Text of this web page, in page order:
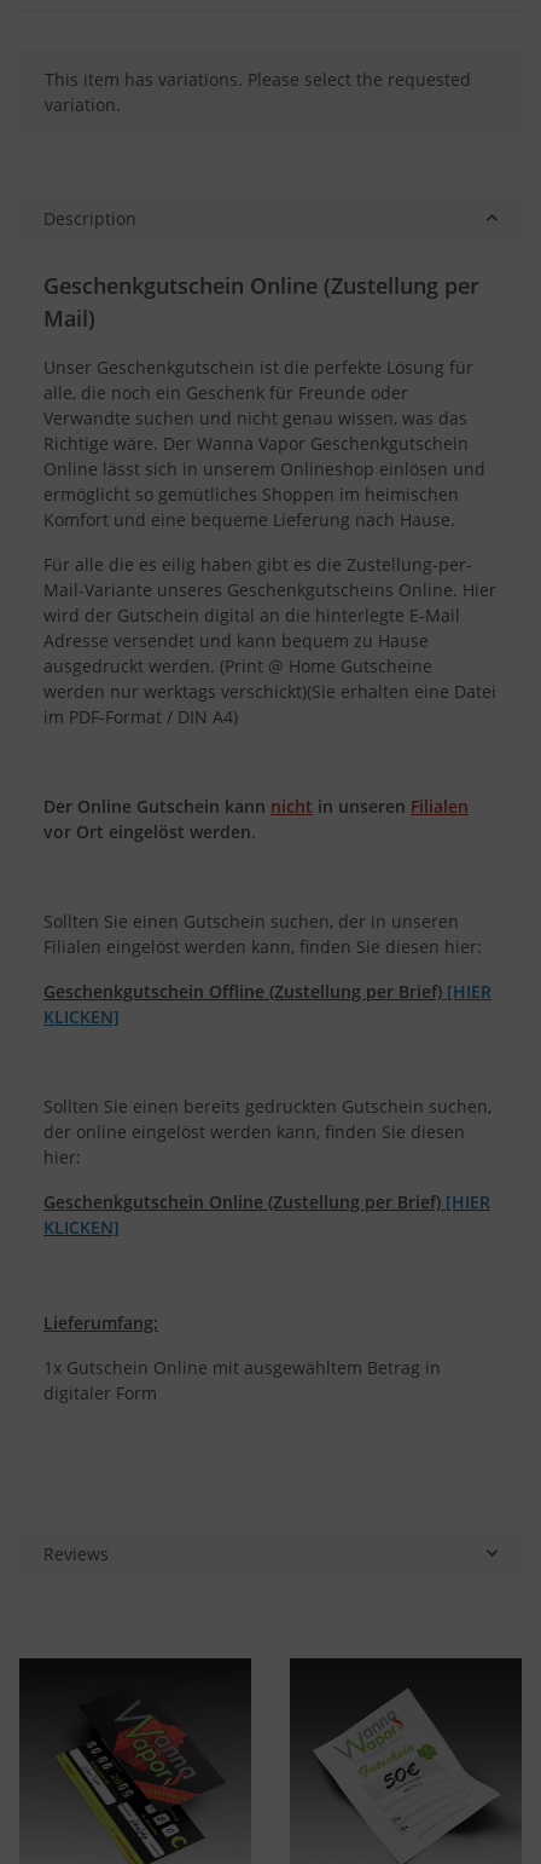
x
This item has variations. Please select the requested
variation.
Description
Geschenkgutschein Online (Zustellung per
Mail)
Unser Geschenkgutschein ist die perfekte Lösung für
alle, die noch ein Geschenk für Freunde oder
Verwandte suchen und nicht genau wissen, was das
Richtige wäre. Der Wanna Vapor Geschenkgutschein
Online lässt sich in unserem Onlineshop einlösen und
ermöglicht so gemütliches Shoppen im heimischen
Komfort und eine bequeme Lieferung nach Hause.
Für alle die es eilig haben gibt es die Zustellung-per-
Mail-Variante unseres Geschenkgutscheins Online. Hier
wird der Gutschein digital an die hinterlegte E-Mail
Adresse versendet und kann bequem zu Hause
ausgedruckt werden. (Print @ Home Gutscheine
werden nur werktags verschickt)(Sie erhalten eine Datei
im PDF-Format / DIN A4)
Der Online Gutschein kann nicht in unseren Filialen
vor Ort eingelöst werden.
Sollten Sie einen Gutschein suchen, der in unseren
Filialen eingelöst werden kann, finden Sie diesen hier:
Geschenkgutschein Offline (Zustellung per Brief) [HIER
KLICKEN]
Sollten Sie einen bereits gedruckten Gutschein suchen,
der online eingelöst werden kann, finden Sie diesen
hier:
Geschenkgutschein Online (Zustellung per Brief) [HIER
KLICKEN]
Lieferumfang:
1x Gutschein Online mit ausgewähltem Betrag in
digitaler Form
Reviews